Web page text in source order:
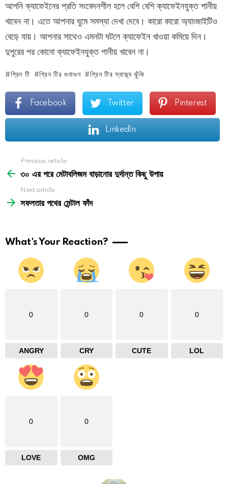
আপনি ক্যাফেইনের প্রতি সংবেদনশীল হলে বেশি বেশি ক্যাফেইনযুক্ত পানীয়
খাবেন না। এতে আপনার ঘুমে সমস্যা দেখা দেবে। কারো কারো অ্যাংজাইটিও
বেড়ে যায়। আপনার সাথেও এমনটা ঘটলে ক্যাফেইন খাওয়া কমিয়ে দিন।
দুপুরের পর কোনো ক্যাফেইনযুক্ত পানীয় খাবেন না।
গ্রিন টি গ্রিন টির গুনাগুন গ্রিন টির স্বাস্থ্য ঝুঁকি
Facebook Twitter Pinterest
LinkedIn
more
Previous article
৩০ এর পরে মেটাবলিজম বাড়ানোর দুর্দান্ত কিছু উপায়
Next article
সফলতার পথের মেন্টাল ফাঁদ
What's Your Reaction?
0
ANGRY
0
CRY
0
CUTE
0
LOL
0
LOVE
0
OMG